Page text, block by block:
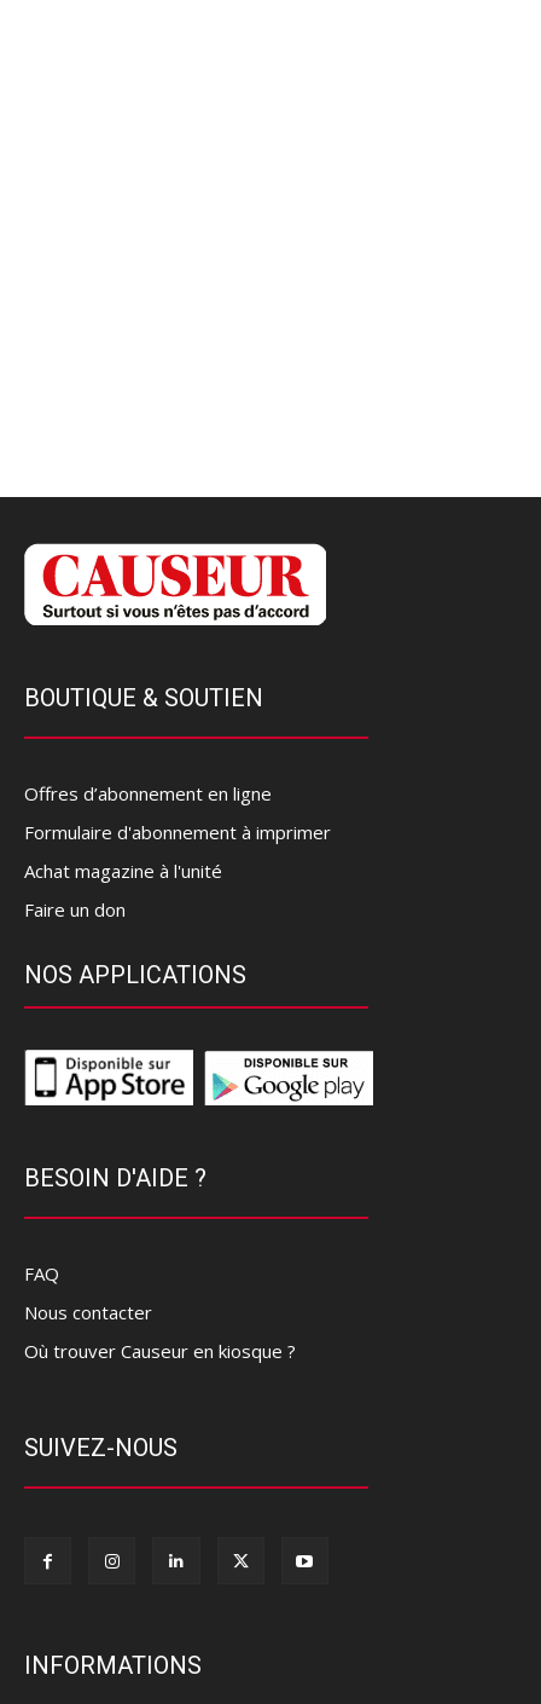
BOUTIQUE & SOUTIEN
Offres d’abonnement en ligne
Formulaire d'abonnement à imprimer
Achat magazine à l'unité
Faire un don
NOS APPLICATIONS
BESOIN D'AIDE ?
FAQ
Nous contacter
Où trouver Causeur en kiosque ?
SUIVEZ-NOUS
INFORMATIONS